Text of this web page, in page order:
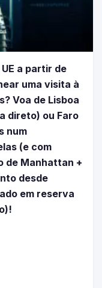
a partir de
uma visita à
Voa de Lisboa
direto) ou Faro
num
(e com
de Manhattan +
desde
em reserva